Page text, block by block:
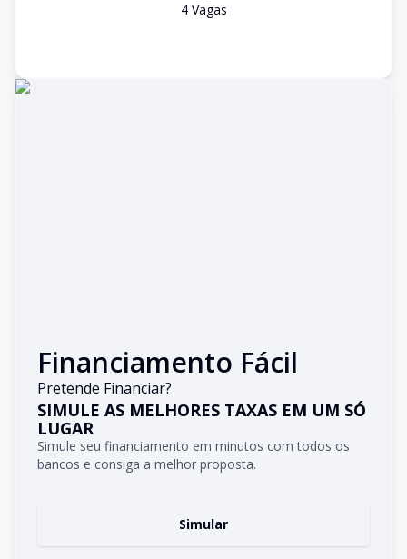
4Vagas
Financiamento Fácil
Pretende Financiar?
SIMULE AS MELHORES TAXAS EM UM SÓ
LUGAR
Simule seu financiamento em minutos com todos os
bancos e consiga a melhor proposta.
Simular